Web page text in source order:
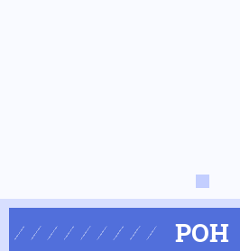
ΡΟΗ